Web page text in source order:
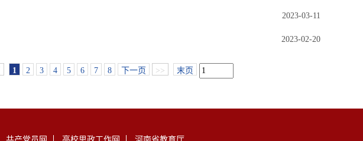
2023-03-11
2023-02-20
1 2 3 4 5 6 7 8 下一页 >> 末页